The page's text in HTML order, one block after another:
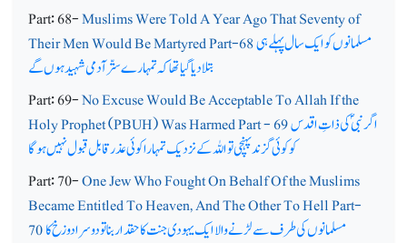
Part: 68-Muslims Were Told A Year Ago That Seventy of
Their Men Would Be Martyred Part-68مسلمانوں کو ایک سال پہلے ہی
بتلا دیا گیا تھا کہ تمہارے ستّر آدمی شہید ہوں گے
Part: 69-No Excuse Would Be Acceptable To Allah If the
Holy Prophet (PBUH) Was Harmed Part - 69اگر نبیؐ کی ذاتِ اقدس
کو کوئی گزند پہنچی تو اللہ کے نزدیک تمہارا کوئی عذر قابل قبول نہیں ہوگا
Part: 70-One Jew Who Fought On Behalf Of the Muslims
Became Entitled To Heaven, And The Other To Hell Part-
70مسلمانوں کی طرف سےلڑنے والا ایک یہودی جنت کا حقدار بنا تو دوسرا دوزخ کا